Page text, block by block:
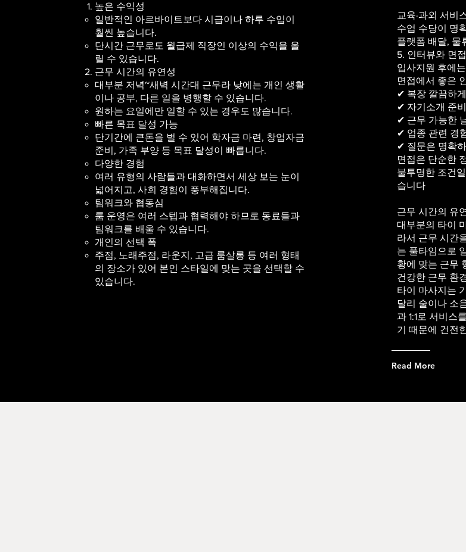
높은 수익성
일반적인 아르바이트보다 시급이나 하루 수입이
훨씬 높습니다.
단시간 근무로도 월급제 직장인 이상의 수익을 올
릴 수 있습니다.
근무 시간의 유연성
대부분 저녁~새벽 시간대 근무라 낮에는 개인 생활
이나 공부, 다른 일을 병행할 수 있습니다.
원하는 요일에만 일할 수 있는 경우도 많습니다.
빠른 목표 달성 가능
단기간에 큰돈을 벌 수 있어 학자금 마련, 창업자금
준비, 가족 부양 등 목표 달성이 빠릅니다.
다양한 경험
여러 유형의 사람들과 대화하면서 세상 보는 눈이
넓어지고, 사회 경험이 풍부해집니다.
팀워크와 협동심
룸 운영은 여러 스텝과 협력해야 하므로 동료들과
팀워크를 배울 수 있습니다.
개인의 선택 폭
주점, 노래주점, 라운지, 고급 룸살롱 등 여러 형태
의 장소가 있어 본인 스타일에 맞는 곳을 선택할 수
있습니다.
교육·과외 서비
수업 수당이 명
플랫폼 배달, 물
5. 인터뷰와 면
입사지원 후에
면접에서 좋은
✔ 복장 깔끔하게
✔ 자기소개 준비
✔ 근무 가능한
✔ 업종 관련 경
✔ 질문은 명확하
면접은 단순한
불투명한 조건
습니다
근무 시간의 유
대부분의 타이
라서 근무 시간
는 풀타임으로
황에 맞는 근무
건강한 근무 환
타이 마사지는
달리 술이나 소
과 1:1로 서비스
기 때문에 건전
Read More